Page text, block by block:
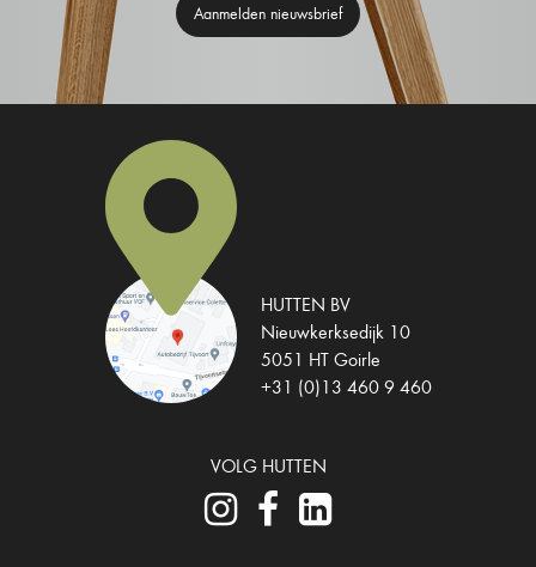
Aanmelden nieuwsbrief
HUTTEN BV
Nieuwkerksedijk 10
5051 HT Goirle
+31 (0)13 460 9 460
VOLG HUTTEN